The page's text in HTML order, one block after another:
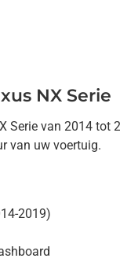
NX Serie
Serie van 2014
van uw voertuig.
2019)